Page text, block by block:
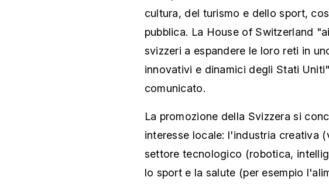
cultura, del turismo e dello sport,
pubblica. La House of Switzerland
svizzeri a espandere le loro reti in
innovativi e dinamici degli Stati
comunicato.
La promozione della Svizzera si
interesse locale: l'industria creativa
settore tecnologico (robotica,
lo sport e la salute (per esempio